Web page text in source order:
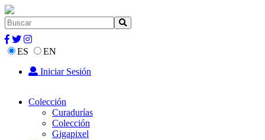
ES
EN
Iniciar Sesión
Colección
Curadurías
Colección
Gigapixel